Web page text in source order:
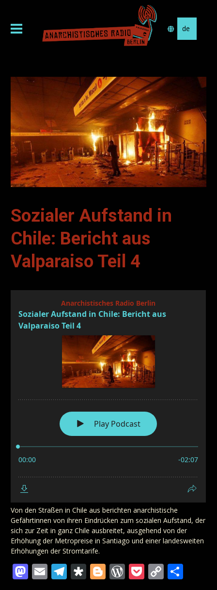
auswählen
Sozialer Aufstand in
Chile: Bericht aus
Valparaiso Teil 4
Von den Straßen in Chile aus berichten anarchistische
Gefährtinnen von ihren Eindrücken zum sozialen Aufstand, der
sich zur Zeit in ganz Chile ausbreitet, ausgehend von der
Erhöhung der Metropreise in Santiago und einer landesweiten
Erhöhungen der Stromtarife.
Mastodon
EmailTelegram
Diaspora
Blogger
WordPress
Pocket
Copy